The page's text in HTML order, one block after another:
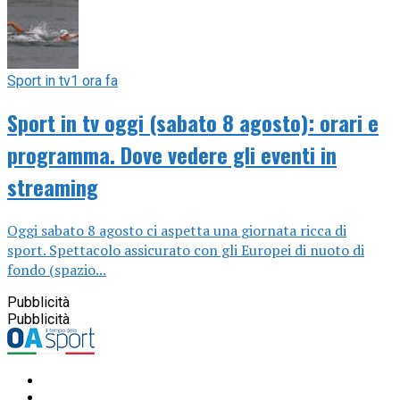
Sport in tv1 ora fa
Sport in tv oggi (sabato 8 agosto): orari e
programma. Dove vedere gli eventi in
streaming
Oggi sabato 8 agosto ci aspetta una giornata ricca di
sport. Spettacolo assicurato con gli Europei di nuoto di
fondo (spazio...
Pubblicità
Pubblicità